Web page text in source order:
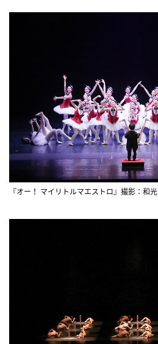
『オー！ マイリトルマエストロ』撮影：和光